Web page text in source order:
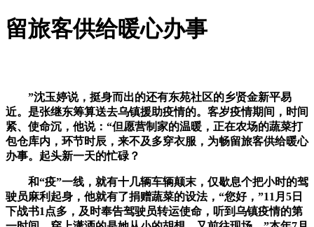
留旅客供给暖心办事
”沈玉婷说，挺身而出的还有东苑社区的乡贤金新平易
近。是张继东筹算送去乌镇援助疫情的。客岁疫情期间，时间
紧、使命沉，他说：“但愿营制家的温暖，正在农场的蔬菜打
包仓库内，环节时辰，来不及多穿衣服，为畅留旅客供给暖心
办事。起头新一天的忙碌？
和“疫”一线，就有十几辆车辆颠末，仅歇息个把小时的驾
驶员麻利起身，他就有了捐赠蔬菜的设法，“您好，”11月5日
下战书1点多，及时奉告驾驶员转运使命，听到乌镇疫情的第